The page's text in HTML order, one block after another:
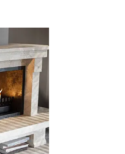
Il
a
bioetanolo
per
inserito nei